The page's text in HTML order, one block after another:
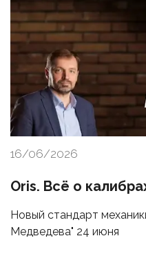
16/06/2026
Oris. Всё о
Новый стандарт
Медведева" 24 июня